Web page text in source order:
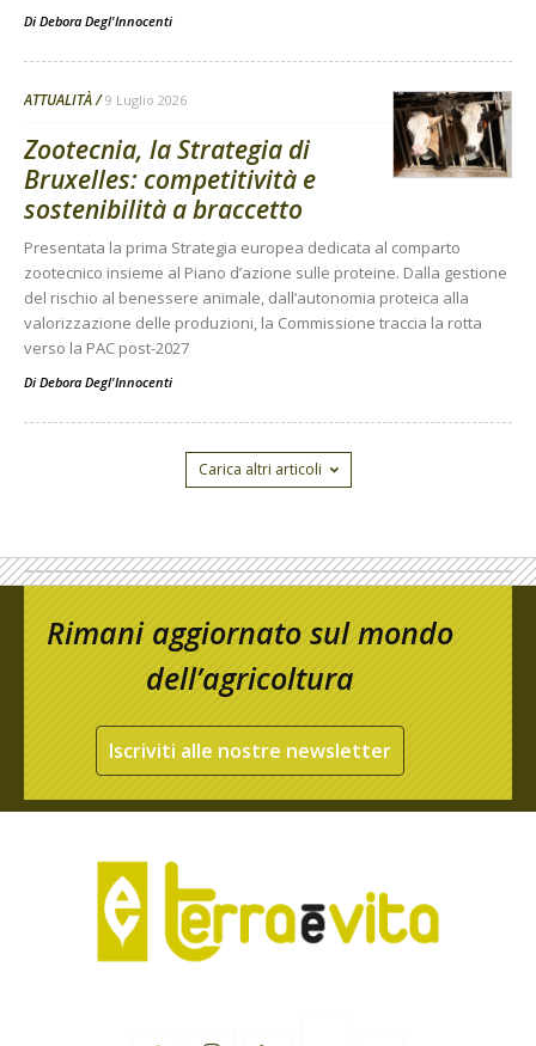
Di Debora Degl'Innocenti
ATTUALITÀ 9 Luglio 2026
Zootecnia, la Strategia di
Bruxelles: competitività e
sostenibilità a braccetto
Presentata la prima Strategia europea dedicata al comparto
zootecnico insieme al Piano d’azione sulle proteine. Dalla gestione
del rischio al benessere animale, dall’autonomia proteica alla
valorizzazione delle produzioni, la Commissione traccia la rotta
verso la PAC post-2027
Di Debora Degl'Innocenti
Carica altri articoli
Rimani aggiornato sul mondo
dell’agricoltura
Iscriviti alle nostre newsletter